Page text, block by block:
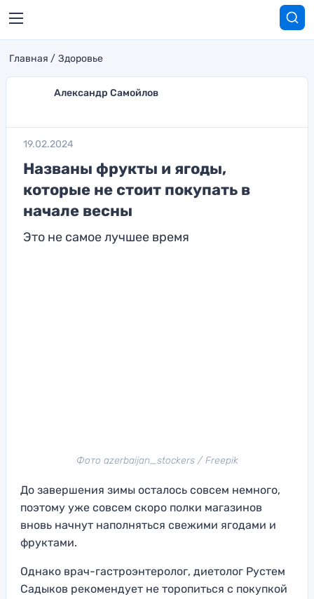
Главная Здоровье
Александр Самойлов
19.02.2024
Названы фрукты и ягоды,
которые не стоит покупать в
начале весны
Это не самое лучшее время
Фото azerbaijan_stockers / Freepik
До завершения зимы осталось совсем немного,
поэтому уже совсем скоро полки магазинов
вновь начнут наполняться свежими ягодами и
фруктами.
Однако врач-гастроэнтеролог, диетолог Рустем
Садыков рекомендует не торопиться с покупкой